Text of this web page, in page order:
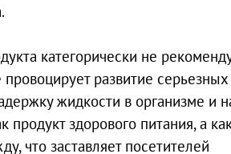
категорически не
развитие серьезных
жидкости в организме и
здорового питания, а
что заставляет посетителей